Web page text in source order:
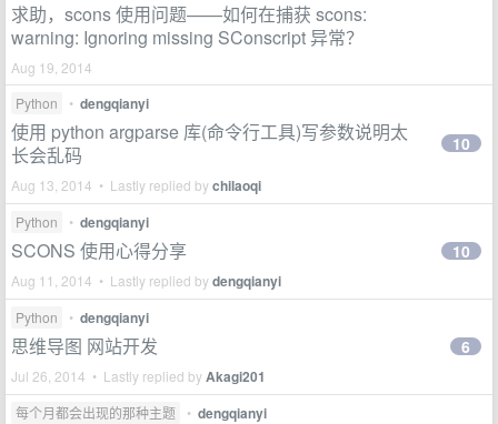
求助，scons 使用问题——如何在捕获 scons:
warning: Ignoring missing SConscript 异常？
Aug 19, 2014
Python
• dengqianyi
使用 python argparse 库(命令行工具)写参数说明太
长会乱码
Aug 13, 2014 • Lastly replied bychilaoqi
10
Python • dengqianyi
SCONS 使用心得分享
Aug 11, 2014 • Lastly replied bydengqianyi
10
Python • dengqianyi
思维导图 网站开发
Jul 26, 2014 • Lastly replied byAkagi201
6
每个月都会出现的那种主题 • dengqianyi